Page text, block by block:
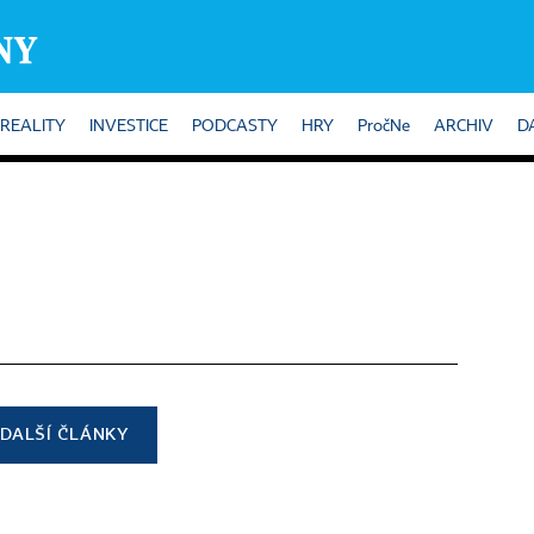
REALITY INVESTICE PODCASTY HRY PročNe ARCHIV
DALŠÍ ČLÁNKY